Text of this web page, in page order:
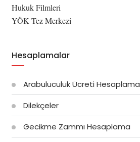
Hukuk Filmleri
YÖK Tez Merkezi
Hesaplamalar
Arabuluculuk Ücreti Hesaplama
Dilekçeler
Gecikme Zammı Hesaplama